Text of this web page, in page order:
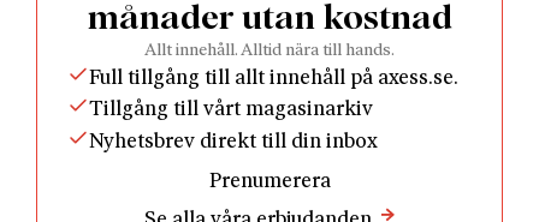
”Jeg gik bortover veien med to venner – solen gik
ned – Jeg følte som et pust av vemod – Himmelen
ble plutselig blodig rød – Jeg stanset, lænede meg til
gjerdet mot til døden – så ut over de flammende
og by – Mine venner gik videre – jeg sto der
månader utan kostnad
Allt innehåll. Alltid nära till hands.
Full tillgång till allt innehåll på axess.se.
Tillgång till vårt magasinarkiv
Nyhetsbrev direkt till din inbox
Prenumerera